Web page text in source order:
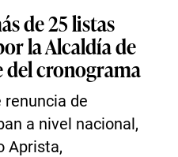
de 25 listas
la Alcaldía de
del cronograma
renuncia de
a nivel nacional,
Aprista,